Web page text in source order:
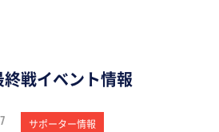
戦イベント情報
サポーター情報